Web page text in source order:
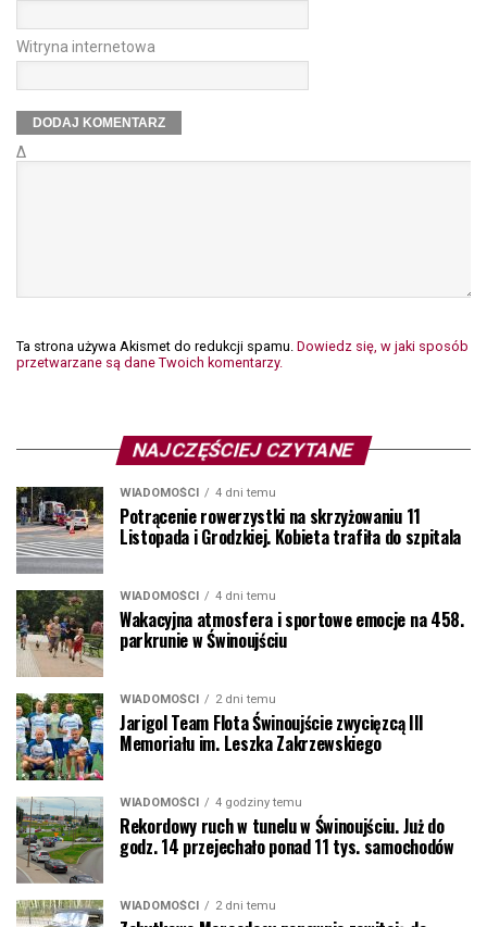
Witryna internetowa
Δ
Ta strona używa Akismet do redukcji spamu. Dowiedz się, w jaki sposób
przetwarzane są dane Twoich komentarzy.
NAJCZĘŚCIEJ CZYTANE
WIADOMOŚCI 4 dni temu
Potrącenie rowerzystki na skrzyżowaniu 11
Listopada i Grodzkiej. Kobieta trafiła do szpitala
WIADOMOŚCI 4 dni temu
Wakacyjna atmosfera i sportowe emocje na 458.
parkrunie w Świnoujściu
WIADOMOŚCI 2 dni temu
Jarigol Team Flota Świnoujście zwycięzcą III
Memoriału im. Leszka Zakrzewskiego
WIADOMOŚCI 4 godziny temu
Rekordowy ruch w tunelu w Świnoujściu. Już do
godz. 14 przejechało ponad 11 tys. samochodów
WIADOMOŚCI 2 dni temu